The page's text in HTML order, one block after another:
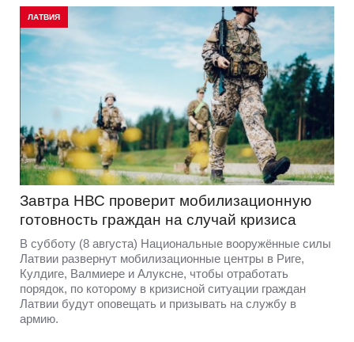
ЛАТВИЯ
Завтра НВС проверит мобилизационную
готовность граждан на случай кризиса
В субботу (8 августа) Национальные вооружённые силы
Латвии развернут мобилизационные центры в Риге,
Кулдиге, Валмиере и Алуксне, чтобы отработать
порядок, по которому в кризисной ситуации граждан
Латвии будут оповещать и призывать на службу в
армию.